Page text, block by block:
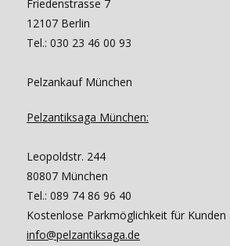
Friedenstrasse 7
12107 Berlin
Tel.: 030 23 46 00 93
Pelzankauf München
Pelzantiksaga München:
Leopoldstr. 244
80807 München
Tel.: 089 74 86 96 40
Kostenlose Parkmöglichkeit für Kunden
info@pelzantiksaga.de